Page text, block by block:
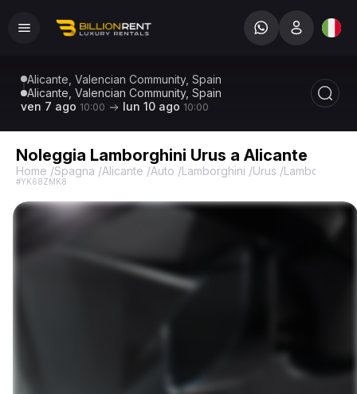
Alicante, Valencian Community, Spain
Alicante, Valencian Community, Spain
ven 7 ago 10:00 lun 10 ago 10:00
Noleggia Lamborghini Urus a Alicante
Home /Spagna /Alicante /Auto /Lamborghini /Urus /Lamborghini
#YK68ZMK8